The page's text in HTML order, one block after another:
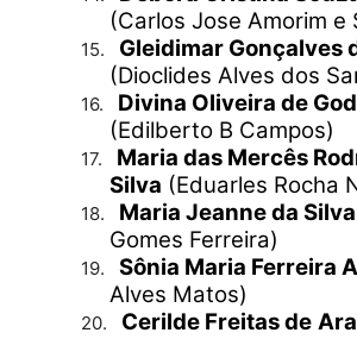
(Carlos Jose Amorim e
15.
Gleidimar Gonçalves
(Dioclides Alves dos
16.
Divina Oliveira de
(Edilberto B Campos)
17.
Maria das Mercês
Silva (Eduarles Rocha
18. Maria Jeanne da Silva
Gomes Ferreira)
19. Sônia Maria Ferreira
Alves Matos)
20. Cerilde Freitas de